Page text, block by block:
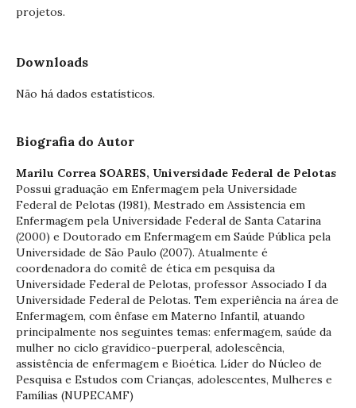
projetos.
Downloads
Não há dados estatísticos.
Biografia do Autor
Marilu Correa SOARES, Universidade Federal de Pelotas
Possui graduação em Enfermagem pela Universidade
Federal de Pelotas (1981), Mestrado em Assistencia em
Enfermagem pela Universidade Federal de Santa Catarina
(2000) e Doutorado em Enfermagem em Saúde Pública pela
Universidade de São Paulo (2007). Atualmente é
coordenadora do comitê de ética em pesquisa da
Universidade Federal de Pelotas, professor Associado I da
Universidade Federal de Pelotas. Tem experiência na área de
Enfermagem, com ênfase em Materno Infantil, atuando
principalmente nos seguintes temas: enfermagem, saúde da
mulher no ciclo gravídico-puerperal, adolescência,
assistência de enfermagem e Bioética. Líder do Núcleo de
Pesquisa e Estudos com Crianças, adolescentes, Mulheres e
Famílias (NUPECAMF)